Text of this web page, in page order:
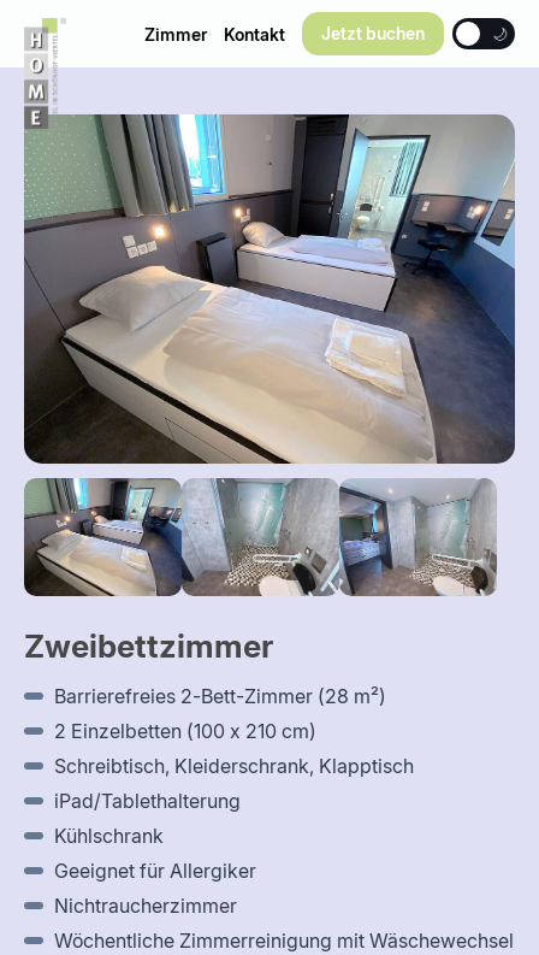
Zimmer Kontakt Jetzt buchen 🌙
Zweibettzimmer
Barrierefreies 2-Bett-Zimmer (28 m²)
2 Einzelbetten (100 x 210 cm)
Schreibtisch, Kleiderschrank, Klapptisch
iPad/Tablethalterung
Kühlschrank
Geeignet für Allergiker
Nichtraucherzimmer
Wöchentliche Zimmerreinigung mit Wäschewechsel